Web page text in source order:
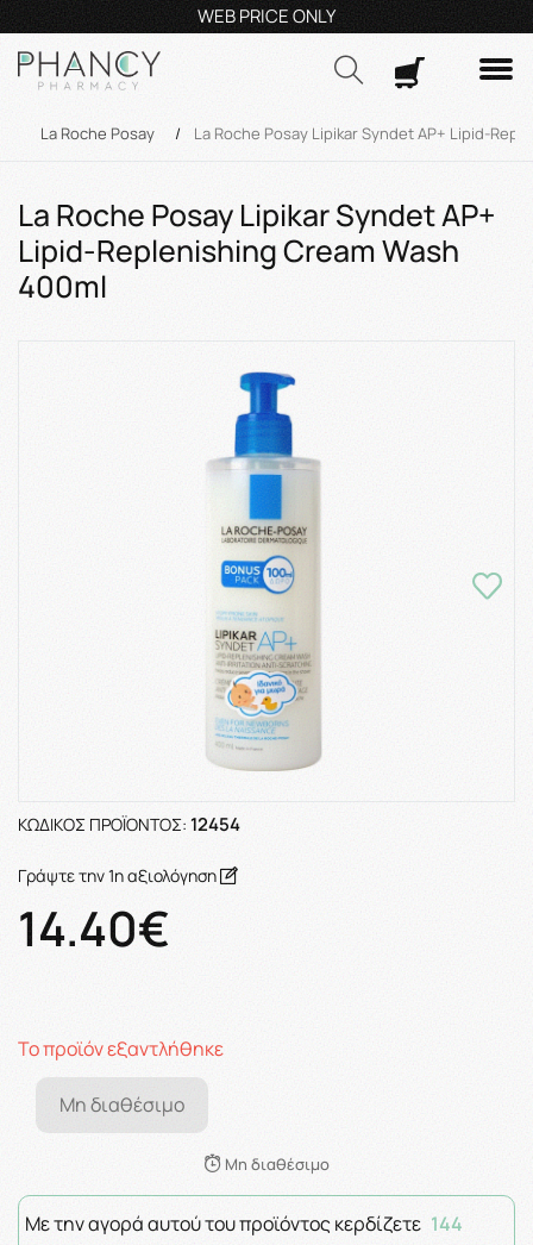
Τηλεφωνικές Παραγγελίες: 23210 59995 Δευ- Πα
La Roche Posay / La Roche Posay Lipikar Syndet AP+ Lipid-
La Roche Posay Lipikar Syndet AP+
Lipid-Replenishing Cream Wash
400ml
ΚΩΔΙΚΌΣ ΠΡΟΪΌΝΤΟΣ: 12454
Γράψτε την 1η αξιολόγηση
14.40€
Το προϊόν εξαντλήθηκε
Μη διαθέσιμο
Μη διαθέσιμο
Με την αγορά αυτού του προϊόντος κερδίζετε 144